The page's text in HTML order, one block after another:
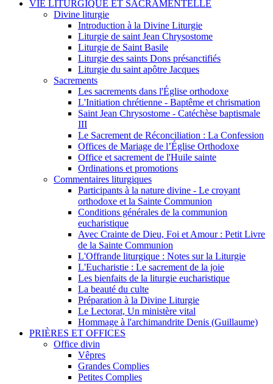
VIE LITURGIQUE ET SACRAMENTELLE
Divine liturgie
Introduction à la Divine Liturgie
Liturgie de saint Jean Chrysostome
Liturgie de Saint Basile
Liturgie des saints Dons présanctifiés
Liturgie du saint apôtre Jacques
Sacrements
Les sacrements dans l'Église orthodoxe
L'Initiation chrétienne - Baptême et chrismation
Saint Jean Chrysostome - Catéchèse baptismale
III
Le Sacrement de Réconciliation : La Confession
Offices de Mariage de l’Église Orthodoxe
Office et sacrement de l'Huile sainte
Ordinations et promotions
Commentaires liturgiques
Participants à la nature divine - Le croyant
orthodoxe et la Sainte Communion
Conditions générales de la communion
eucharistique
Avec Crainte de Dieu, Foi et Amour : Petit Livre
de la Sainte Communion
L'Offrande liturgique : Notes sur la Liturgie
L'Eucharistie : Le sacrement de la joie
Les bienfaits de la liturgie eucharistique
La beauté du culte
Préparation à la Divine Liturgie
Le Lectorat, Un ministère vital
Hommage à l'archimandrite Denis (Guillaume)
PRIÈRES ET OFFICES
Office divin
Vêpres
Grandes Complies
Petites Complies